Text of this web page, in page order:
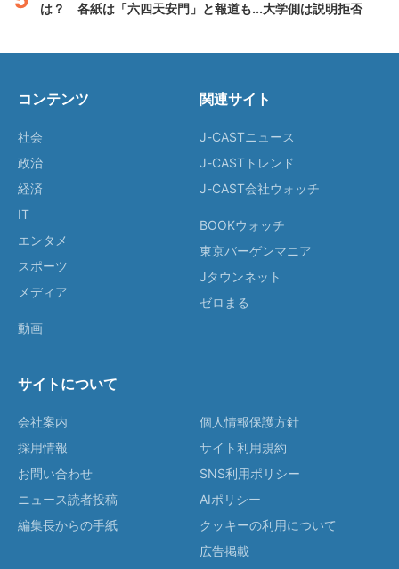
は？ 各紙は「六四天安門」と報道も...大学側は説明拒否
コンテンツ
社会
政治
経済
IT
エンタメ
スポーツ
メディア
動画
関連サイト
J-CASTニュース
J-CASTトレンド
J-CAST会社ウォッチ
BOOKウォッチ
東京バーゲンマニア
Jタウンネット
ゼロまる
サイトについて
会社案内
採用情報
お問い合わせ
ニュース読者投稿
編集長からの手紙
個人情報保護方針
サイト利用規約
SNS利用ポリシー
AIポリシー
クッキーの利用について
広告掲載